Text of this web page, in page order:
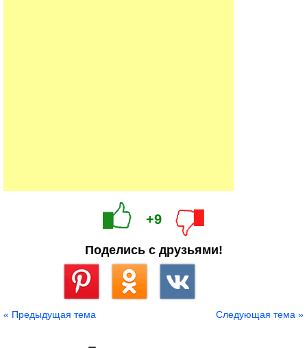
+9
Поделись с друзьями!
« Предыдущая тема Следующая тема »